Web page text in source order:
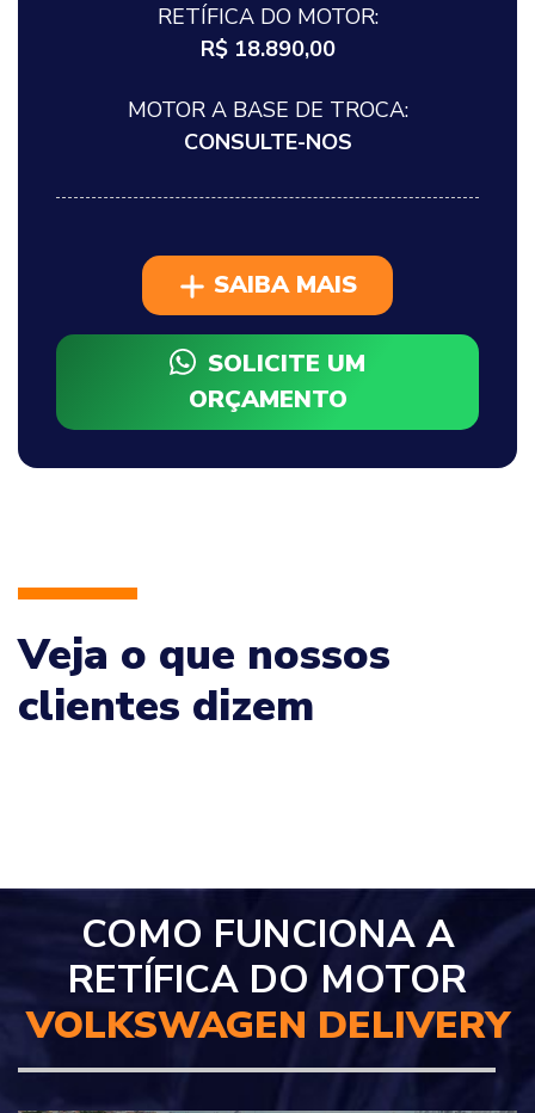
RETÍFICA DO MOTOR:
R$ 18.890,00
MOTOR A BASE DE TROCA:
CONSULTE-NOS
SAIBA MAIS
SOLICITE UM
ORÇAMENTO
Veja o que nossos
clientes dizem
COMO FUNCIONA A
RETÍFICA DO MOTOR
VOLKSWAGEN DELIVERY